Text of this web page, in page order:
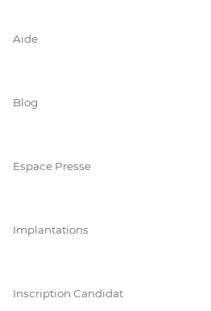
Aide
Blog
Espace Presse
Implantations
Inscription Candidat